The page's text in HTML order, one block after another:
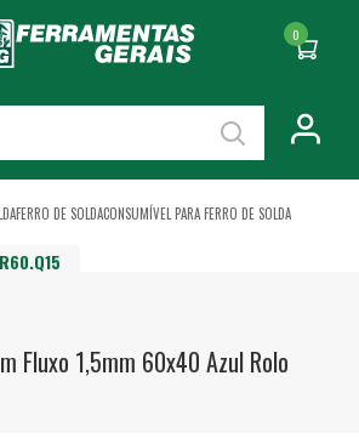
0
FERRO DE SOLDACONSUMÍVEL PARA FERRO DE SOLDA
Fluxo 1,5mm 60x40 Azul Rolo